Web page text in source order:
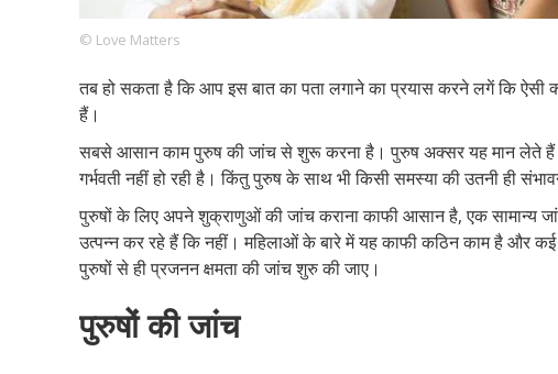
Footer
Company
हमारे सिद्धांत Just Poocho संपर्क करें
© Love Matters
तब हो सकता है कि आप इस बात का पता लगाने का प्रयास करने लगें कि ऐसी
हैं।
सबसे आसान काम पुरुष की जांच से शुरू करना है। पुरुष अक्सर यह मान लेते हैं
गर्भवती नहीं हो रही है। किंतु पुरुष के साथ भी किसी समस्या की उतनी ही
पुरुषों के लिए अपने शुक्राणुओं की जांच कराना काफी आसान है, एक सामान्य
उत्पन्न कर रहे हैं कि नहीं। महिलाओं के बारे में यह काफी कठिन काम है और कई
पुरुषों से ही प्रजनन क्षमता की जांच शुरु की जाए।
पुरुषों की जांच